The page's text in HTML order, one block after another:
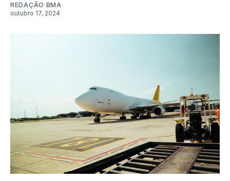
REDAÇÃO BMA
outubro 17, 2024